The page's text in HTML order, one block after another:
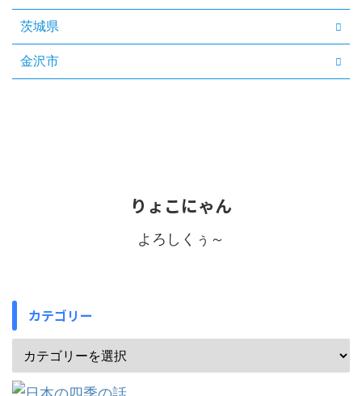
茨城県
金沢市
りょこにゃん
よろしくぅ～
カテゴリー